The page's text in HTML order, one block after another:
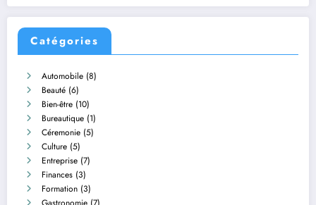
Catégories
Automobile (8)
Beauté (6)
Bien-être (10)
Bureautique (1)
Céremonie (5)
Culture (5)
Entreprise (7)
Finances (3)
Formation (3)